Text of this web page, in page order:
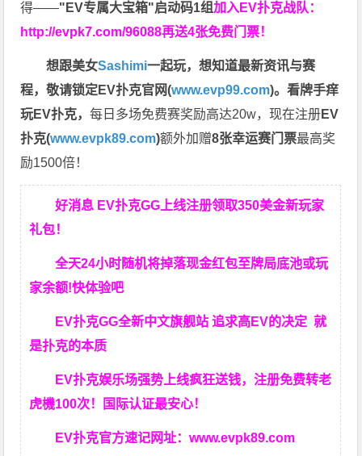
得——"EV专属大宝箱"启动码1组加入EV扑克战队：
http://evpk7.com/96088再送4张免费门票！
想跟美女Sashimi一起玩，想知道最新资讯与赛
程，敬请锁定EV扑克官网(www.evp99.com)。看牌手痒
玩EV扑克，每日多场免费赛奖励高达20w，现在注册EV
扑克(www.evpk89.com)额外加赠8张幸运赛门票最高奖
励1500倍！
好消息 EV扑克GG上线注册领取350美金新玩家
礼包！
全天24小时随机将掉落现金红包至牌局底池或玩
家余额!快体验吧
EV扑克GG全新中文旗舰站 追求高EV的决定就
是扑克的本质
EV扑克娱乐场强势上线疯狂送钱，注册免费转老
虎機100次！国际认证最安心！
EV扑克官方速记网址：www.evpk89.com